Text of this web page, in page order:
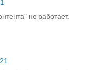
не работает.